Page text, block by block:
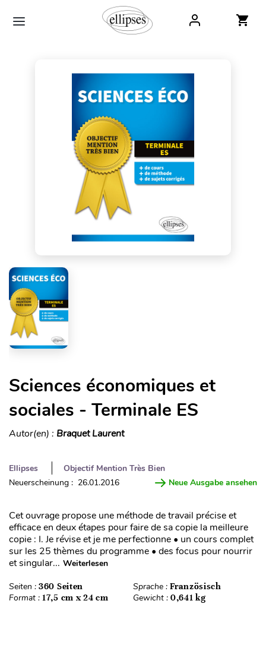
Sciences économiques et
sociales - Terminale ES
Autor(en) : Braquet Laurent
Ellipses
Objectif Mention Très Bien
Neuerscheinung : 26.01.2016
Neue Ausgabe ansehen
Cet ouvrage propose une méthode de travail précise et
efficace en deux étapes pour faire de sa copie la meilleure
copie : I. Je révise et je me perfectionne • un cours complet
sur les 25 thèmes du programme • des focus pour nourrir
et singular... Weiterlesen
Seiten : 360 Seiten Sprache : Französisch
Format : 17,5 cm x 24 cm Gewicht : 0,641 kg